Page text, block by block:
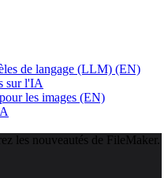
de langage (LLM) (EN)
sur l'IA
les images (EN)
les nouveautés de FileMaker.